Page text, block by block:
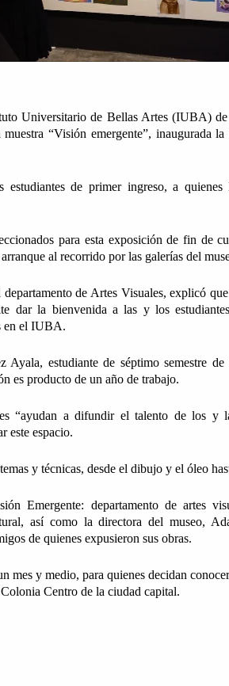
Universitario de Bellas Artes (IUBA)
“Visión emergente”, inaugurada
de primer ingreso, a
para esta exposición de fin de
al recorrido por las galerías del
de Artes Visuales, explicó
dar la bienvenida a las y los
en el IUBA.
Ayala, estudiante de séptimo semestre
es producto de un año de trabajo.
“ayudan a difundir el talento de los y
este espacio.
y técnicas, desde el dibujo y el óleo
Emergente: departamento de artes
así como la directora del museo,
de quienes expusieron sus obras.
mes y medio, para quienes decidan
Centro de la ciudad capital.